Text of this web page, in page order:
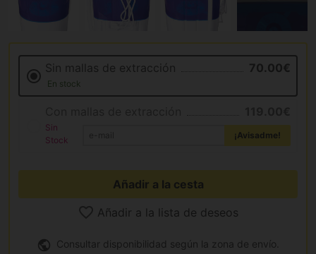
Sin mallas de extracción 70.00€
En stock
Sin
Stock
¡Avisadme!
Añadir a la cesta
Añadir a la lista de deseos
Consultar disponibilidad según la zona de envío.